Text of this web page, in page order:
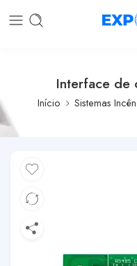
Interface de
Início Sistemas